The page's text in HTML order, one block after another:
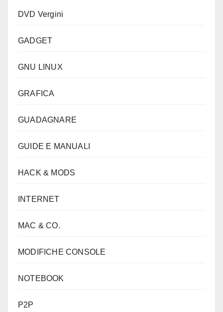
DVD Vergini
GADGET
GNU LINUX
GRAFICA
GUADAGNARE
GUIDE E MANUALI
HACK & MODS
INTERNET
MAC & CO.
MODIFICHE CONSOLE
NOTEBOOK
P2P